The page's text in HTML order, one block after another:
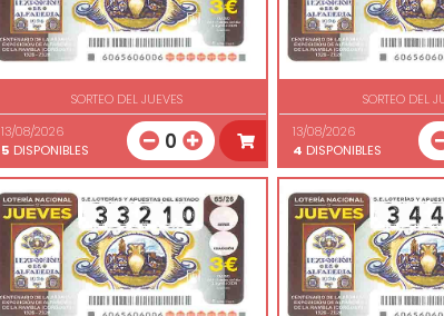
SORTEO DEL JUEVES
13/08/2026
5 DISPONIBLES 0
SORTEO DEL
13/08/2026
4 DISPONIBLES